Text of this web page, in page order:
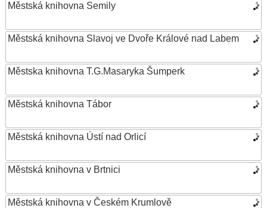
Městská knihovna Semily
Městská knihovna Slavoj ve Dvoře Králové nad Labem
Městska knihovna T.G.Masaryka Šumperk
Městská knihovna Tábor
Městská knihovna Ústí nad Orlicí
Městská knihovna v Brtnici
Městská knihovna v Českém Krumlově